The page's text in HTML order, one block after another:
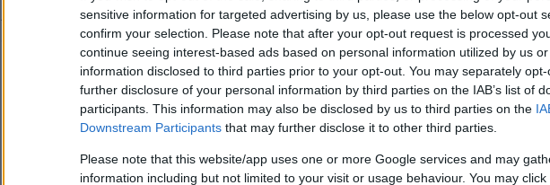
sensitive information for targeted advertising by us, please use the below opt-out
confirm your selection. Please note that after your opt-out request is processed
continue seeing interest-based ads based on personal information utilized by us
information disclosed to third parties prior to your opt-out. You may separately
further disclosure of your personal information by third parties on the IAB’s list of
participants. This information may also be disclosed by us to third parties on the
Downstream Participants that may further disclose it to other third parties.
Please note that this website/app uses one or more Google services and may
information including but not limited to your visit or usage behaviour. You may
Αυτό το πράγμα μου είπε. Τώρα περιμένω να δω τι θα γίνει από την
αστυνομία», δήλωσε στοLive Newsη αδελφή του 44χρονου.